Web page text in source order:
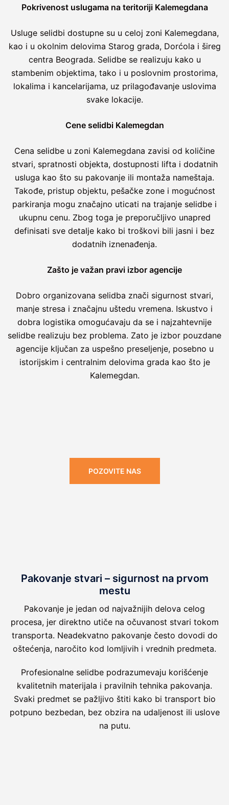
Pokrivenost uslugama na teritoriji Kalemegdana
Usluge selidbi dostupne su u celoj zoni Kalemegdana,
kao i u okolnim delovima Starog grada, Dorćola i šireg
centra Beograda. Selidbe se realizuju kako u
stambenim objektima, tako i u poslovnim prostorima,
lokalima i kancelarijama, uz prilagođavanje uslovima
svake lokacije.
Cene selidbi Kalemegdan
Cena selidbe u zoni Kalemegdana zavisi od količine
stvari, spratnosti objekta, dostupnosti lifta i dodatnih
usluga kao što su pakovanje ili montaža nameštaja.
Takođe, pristup objektu, pešačke zone i mogućnost
parkiranja mogu značajno uticati na trajanje selidbe i
ukupnu cenu. Zbog toga je preporučljivo unapred
definisati sve detalje kako bi troškovi bili jasni i bez
dodatnih iznenađenja.
Zašto je važan pravi izbor agencije
Dobro organizovana selidba znači sigurnost stvari,
manje stresa i značajnu uštedu vremena. Iskustvo i
dobra logistika omogućavaju da se i najzahtevnije
selidbe realizuju bez problema. Zato je izbor pouzdane
agencije ključan za uspešno preseljenje, posebno u
istorijskim i centralnim delovima grada kao što je
Kalemegdan.
POZOVITE NAS
Pakovanje stvari – sigurnost na prvom
mestu
Pakovanje je jedan od najvažnijih delova celog
procesa, jer direktno utiče na očuvanost stvari tokom
transporta. Neadekvatno pakovanje često dovodi do
oštećenja, naročito kod lomljivih i vrednih predmeta.
Profesionalne selidbe podrazumevaju korišćenje
kvalitetnih materijala i pravilnih tehnika pakovanja.
Svaki predmet se pažljivo štiti kako bi transport bio
potpuno bezbedan, bez obzira na udaljenost ili uslove
na putu.